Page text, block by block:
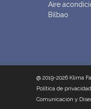
Aire
Bilbao
@ 2019-2026 Klima
Política de
Comunicación y